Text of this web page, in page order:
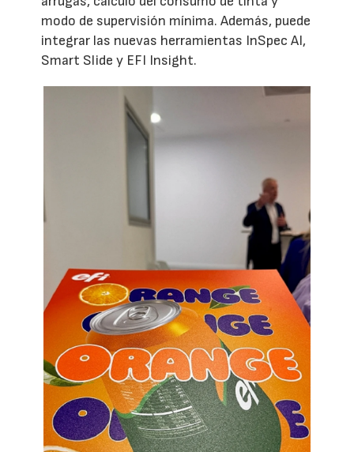
modo de supervisión mínima. Además, puede
integrar las nuevas herramientas InSpec AI,
Smart Slide y EFI Insight.